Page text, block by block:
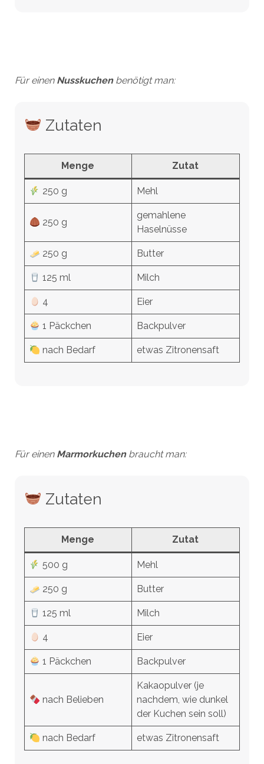
Für einen Nusskuchenbenötigt man:
Zutaten
Menge Zutat
250 g Mehl
250 g
gemahlene
Haselnüsse
250 g Butter
125 ml Milch
4 Eier
1 Päckchen Backpulver
nach Bedarf etwas Zitronensaft
Für einen Marmorkuchen braucht man:
Zutaten
Menge Zutat
500 g Mehl
250 g Butter
125 ml Milch
4 Eier
1 Päckchen Backpulver
nach Belieben
Kakaopulver (je
nachdem, wie dunkel
der Kuchen sein soll)
nach Bedarf etwas Zitronensaft